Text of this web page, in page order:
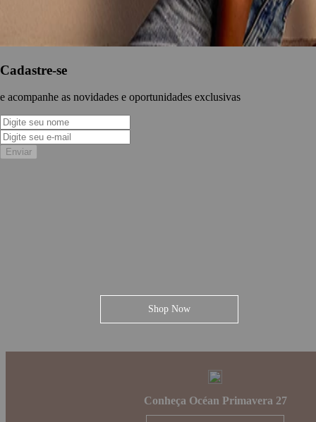
Ver mais
Shop Now
Conheça Océan Primavera 27
Cadastre-se
e acompanhe as novidades e oportunidades exclusivas
Enviar